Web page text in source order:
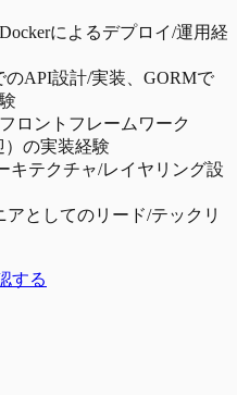
によるデプロイ/運用経
のAPI設計/実装、GORMで
ロントフレームワーク
）の実装経験
キテクチャ/レイヤリング設
アとしてのリード/テックリ
する